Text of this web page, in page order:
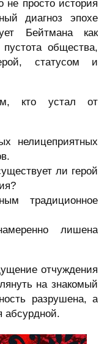
не просто история
диагноз эпохе
Бейтмана как
общества,
статусом и
кто устал от
нелицеприятных
ли герой
традиционное
лишена
отчуждения
на знакомый
разрушена, а
абсурдной.